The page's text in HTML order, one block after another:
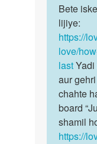
to
by
Abd
Bete
iske
baare
mein
yaha…
Bete
lijiye:
https://
love/
last
aur
chahte
board
shamil
https://